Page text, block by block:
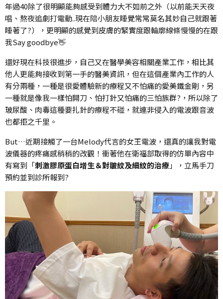
年過40除了很明顯能夠感受到體力大不如前之外（以前能天天夜
唱、熬夜追劇打電動..現在陪小朋友睡覺常常莫名其妙自己就跟著
睡著了?），更明顯的感覺到皮膚的緊實度跟輪廓線條慢慢的在跟
我Say goodbye👋
還好現在科技很進步，自己又在醫學美容相關產業工作，相比其
他人更能夠接收到第一手的醫美資訊，但在這個產業內工作的人
有分兩種，一種是很愛體驗新的療程又不怕痛的愛美鐵金剛，另
一種就是像我一樣怕開刀、怕打針又怕痛的三怕族群?，所以除了
玻尿酸、肉毒這種要扎針的療程不碰，就連非侵入的電波跟音波
也都拒之千里。
But…近期接觸了一台Melody代言的女王電波，還真的讓我對電
波儀器的疼痛感稍稍的改觀！衝著他在衛福部取得的仿單內容中
有寫到「刺激膠原蛋白增生＆對皺紋及細紋的治療」，立馬手刀
預約並到診所報到?